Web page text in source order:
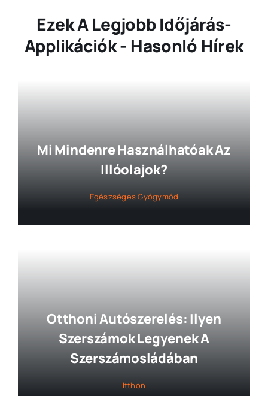
Ezek A Legjobb Időjárás-
Applikációk - Hasonló Hírek
Mi Mindenre Használhatóak Az
Illóolajok?
Egészséges Gyógymód
Otthoni Autószerelés: Ilyen
Szerszámok Legyenek A
Szerszámosládában
Itthon